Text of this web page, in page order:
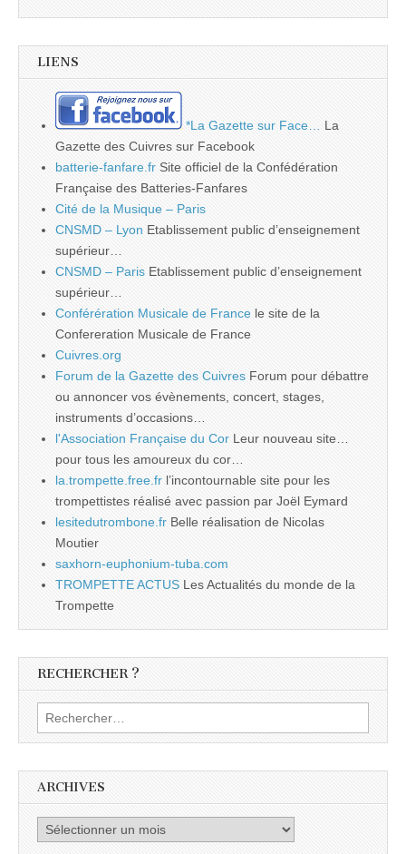
LIENS
*La Gazette sur Face…
La
Gazette des Cuivres sur Facebook
batterie-fanfare.fr Site officiel de la Confédération
Française des Batteries-Fanfares
Cité de la Musique – Paris
CNSMD – Lyon Etablissement public d’enseignement
supérieur…
CNSMD – Paris Etablissement public d’enseignement
supérieur…
Conférération Musicale de France le site de la
Confereration Musicale de France
Cuivres.org
Forum de la Gazette des Cuivres Forum pour débattre
ou annoncer vos évènements, concert, stages,
instruments d’occasions…
l'Association Française du Cor Leur nouveau site…
pour tous les amoureux du cor…
la.trompette.free.fr l’incontournable site pour les
trompettistes réalisé avec passion par Joël Eymard
lesitedutrombone.fr Belle réalisation de Nicolas
Moutier
saxhorn-euphonium-tuba.com
TROMPETTE ACTUS Les Actualités du monde de la
Trompette
RECHERCHER ?
Rechercher :
ARCHIVES
Archives